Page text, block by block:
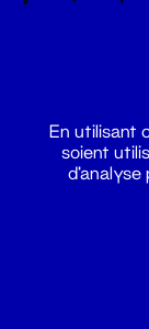
Suivez
En utilisant
soient
d'analyse